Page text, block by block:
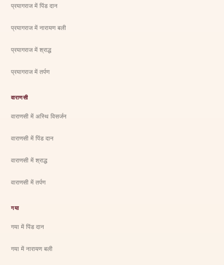
प्रयागराज में पिंड दान
प्रयागराज में नारायण बली
प्रयागराज में श्राद्ध
प्रयागराज में तर्पण
वाराणसी
वाराणसी में अस्थि विसर्जन
वाराणसी में पिंड दान
वाराणसी में श्राद्ध
वाराणसी में तर्पण
गया
गया में पिंड दान
गया में नारायण बली